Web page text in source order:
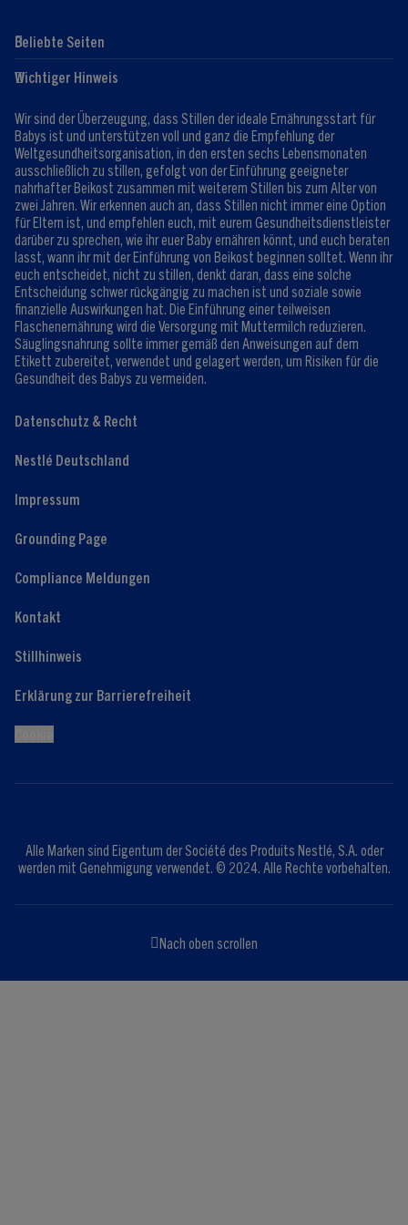
Beliebte Seiten
Hilfe
Expert:innen
Kontaktformular
Club-Info
Registrieren/Anmelden
Wichtiger Hinweis
Wir sind der Überzeugung, dass Stillen der ideale Ernährungsstart für
Babys ist und unterstützen voll und ganz die Empfehlung der
Weltgesundheitsorganisation, in den ersten sechs Lebensmonaten
ausschließlich zu stillen, gefolgt von der Einführung geeigneter
nahrhafter Beikost zusammen mit weiterem Stillen bis zum Alter von
zwei Jahren. Wir erkennen auch an, dass Stillen nicht immer eine Option
für Eltern ist, und empfehlen euch, mit eurem Gesundheitsdienstleister
darüber zu sprechen, wie ihr euer Baby ernähren könnt, und euch beraten
lasst, wann ihr mit der Einführung von Beikost beginnen solltet. Wenn ihr
euch entscheidet, nicht zu stillen, denkt daran, dass eine solche
Entscheidung schwer rückgängig zu machen ist und soziale sowie
finanzielle Auswirkungen hat. Die Einführung einer teilweisen
Flaschenernährung wird die Versorgung mit Muttermilch reduzieren.
Säuglingsnahrung sollte immer gemäß den Anweisungen auf dem
Etikett zubereitet, verwendet und gelagert werden, um Risiken für die
Gesundheit des Babys zu vermeiden.
Datenschutz & Recht
Nestlé Deutschland
Impressum
Grounding Page
Compliance Meldungen
Kontakt
Stillhinweis
Erklärung zur Barrierefreiheit
Alle Marken sind Eigentum der Société des Produits Nestlé, S.A. oder
werden mit Genehmigung verwendet. © 2024. Alle Rechte vorbehalten.
Nach oben scrollen